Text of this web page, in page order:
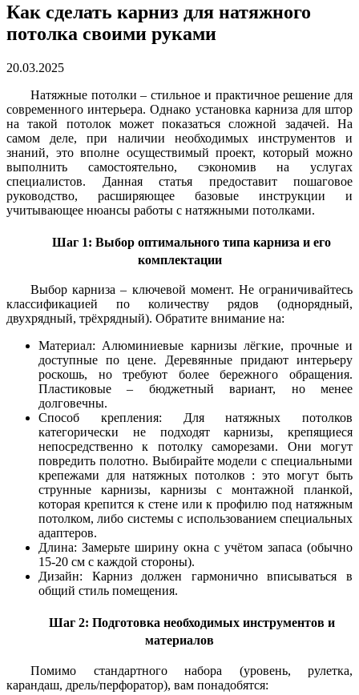
Как сделать карниз для натяжного
потолка своими руками
20.03.2025
Натяжные потолки – стильное и практичное решение для
современного интерьера. Однако установка карниза для штор
на такой потолок может показаться сложной задачей. На
самом деле, при наличии необходимых инструментов и
знаний, это вполне осуществимый проект, который можно
выполнить самостоятельно, сэкономив на услугах
специалистов. Данная статья предоставит пошаговое
руководство, расширяющее базовые инструкции и
учитывающее нюансы работы с натяжными потолками.
Шаг 1: Выбор оптимального типа карниза и его
комплектации
Выбор карниза – ключевой момент. Не ограничивайтесь
классификацией по количеству рядов (однорядный,
двухрядный, трёхрядный). Обратите внимание на:
Материал: Алюминиевые карнизы лёгкие, прочные и
доступные по цене. Деревянные придают интерьеру
роскошь, но требуют более бережного обращения.
Пластиковые – бюджетный вариант, но менее
долговечны.
Способ крепления: Для натяжных потолков
категорически не подходят карнизы, крепящиеся
непосредственно к потолку саморезами. Они могут
повредить полотно. Выбирайте модели с специальными
крепежами для натяжных потолков : это могут быть
струнные карнизы, карнизы с монтажной планкой,
которая крепится к стене или к профилю под натяжным
потолком, либо системы с использованием специальных
адаптеров.
Длина: Замерьте ширину окна с учётом запаса (обычно
15-20 см с каждой стороны).
Дизайн: Карниз должен гармонично вписываться в
общий стиль помещения.
Шаг 2: Подготовка необходимых инструментов и
материалов
Помимо стандартного набора (уровень, рулетка,
карандаш, дрель/перфоратор), вам понадобятся: